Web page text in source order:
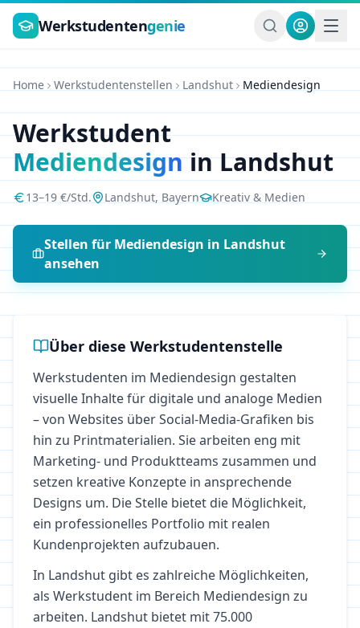
Zum Hauptinhalt springen
Werkstudentengenie
Home Werkstudentenstellen Landshut Mediendesign
Werkstudent
MediendesigninLandshut
13–19 €/Std. Landshut, Bayern Kreativ & Medien
Stellen für Mediendesign in Landshut
ansehen
Über diese Werkstudentenstelle
Werkstudenten im Mediendesign gestalten
visuelle Inhalte für digitale und analoge Medien
– von Websites über Social-Media-Grafiken bis
hin zu Printmaterialien. Sie arbeiten eng mit
Marketing- und Produktteams zusammen und
setzen kreative Konzepte in ansprechende
Designs um. Die Stelle bietet die Möglichkeit,
ein professionelles Portfolio mit realen
Kundenprojekten aufzubauen.
In Landshut gibt es zahlreiche Möglichkeiten,
als Werkstudent im Bereich Mediendesign zu
arbeiten. Landshut bietet mit 75.000